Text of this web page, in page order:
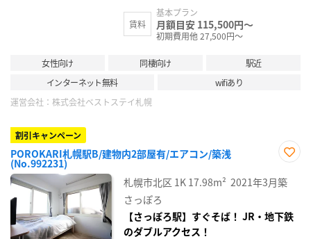
賃料
基本プラン
月額目安 115,500円～
初期費用他 27,500円～
女性向け 同棲向け
駅近
インターネット無料
wifiあり
運営会社： 株式会社ベストステイ札幌
割引キャンペーン
POROKARI札幌駅B/建物内2部屋有/エアコン/築浅
(No.992231)
に入
り登
札幌市北区 1K 17.98m² 2021年3月築
さっぽろ
【さっぽろ駅】すぐそば！ JR・地下鉄
のダブルアクセス！